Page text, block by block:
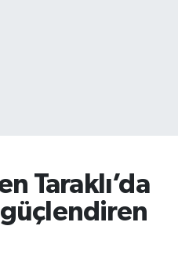
Taraklı’da
güçlendiren